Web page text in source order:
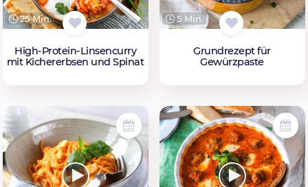
25 Min.
High-Protein-Linsencurry
mit Kichererbsen und Spinat
5 Min.
Grundrezept für
Gewürzpaste